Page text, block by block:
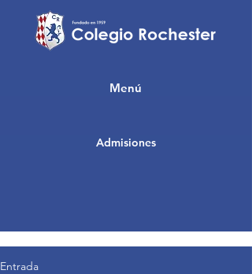
Admisiones
Menú
Entrada